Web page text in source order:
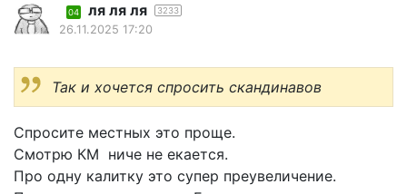
04 ля ля ля 3233
26.11.2025 17:20
Так и хочется спросить скандинавов
Спросите местных это проще.
Смотрю КМ ниче не екается.
Про одну калитку это супер преувеличение.